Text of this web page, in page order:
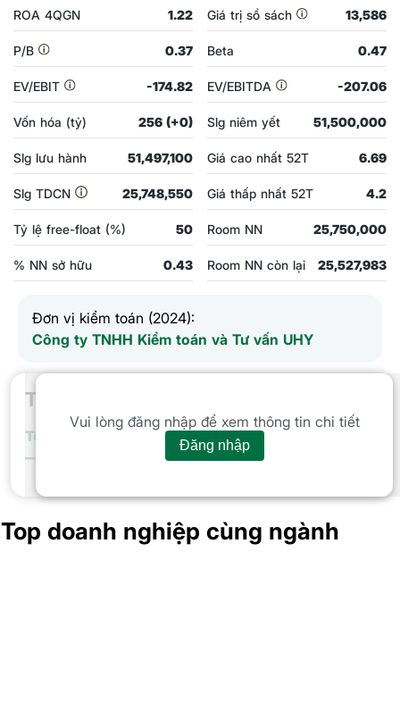
ROA 4QGN 1.22 Giá trị sổ sách 13,586
P/B 0.37 Beta 0.47
EV/EBIT -174.82 EV/EBITDA -207.06
Vốn hóa (tỷ) 256 (+0) Slg niêm yết 51,500,000
Slg lưu hành 51,497,100 Giá cao nhất 52T 6.69
Slg TDCN 25,748,550 Giá thấp nhất 52T 4.2
Tỷ lệ free-float (%) 50 Room NN 25,750,000
% NN sở hữu 0.43 Room NN còn lại 25,527,983
Đơn vị kiểm toán (2024):
Công ty TNHH Kiểm toán và Tư vấn UHY
Thống kê giao dịch
Tổng giá trị GTGD Tự doanh Nước ngoài
Vui lòng đăng nhập để xem thông tin chi tiết
Đăng nhập
Top doanh nghiệp cùng ngành